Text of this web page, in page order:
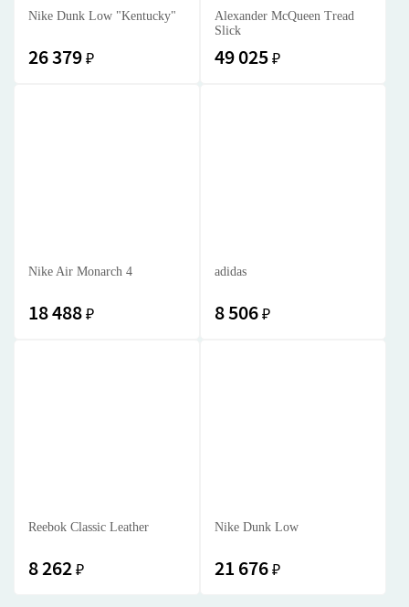
Nike Dunk Low "Kentucky"
26 379 ₽
Alexander McQueen Tread
Slick
49 025 ₽
Nike Air Monarch 4
18 488 ₽
adidas
8 506 ₽
Reebok Classic Leather
8 262 ₽
Nike Dunk Low
21 676 ₽